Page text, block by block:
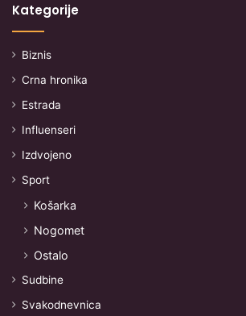
Kategorije
Biznis
Crna hronika
Estrada
Influenseri
Izdvojeno
Sport
Košarka
Nogomet
Ostalo
Sudbine
Svakodnevnica